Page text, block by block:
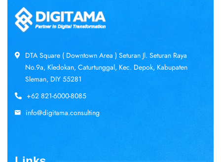
DTA Square ( Downtown Area ) Seturan Jl. Seturan Raya
No.9a, Kledokan, Caturtunggal, Kec. Depok, Kabupaten
Sleman, DIY 55281
+62 821-6000-8085
info@digitama.consulting